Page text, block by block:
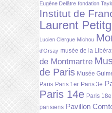
Eugène Delâtre fondation
Institut de
Laurent
Lucien Clergue Michou
d'Orsay musée de la
de Montmartre
de Paris Musée
Paris Paris 1er Paris 3e
Paris 14e Paris 18e
parisiens Pavillon